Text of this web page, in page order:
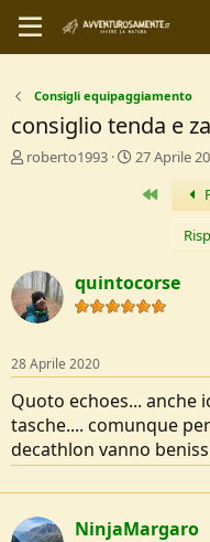
Consigli equipaggiamento
consiglio tenda e
C
r
e
D
c
u
s
s
i
n
e
roberto1993
D
I
n
o
27 Aprile
Primo
quintocorse
28 Aprile 2020
Quoto echoes... anche
tasche.... comunque
decathlon vanno
NinjaMargaro